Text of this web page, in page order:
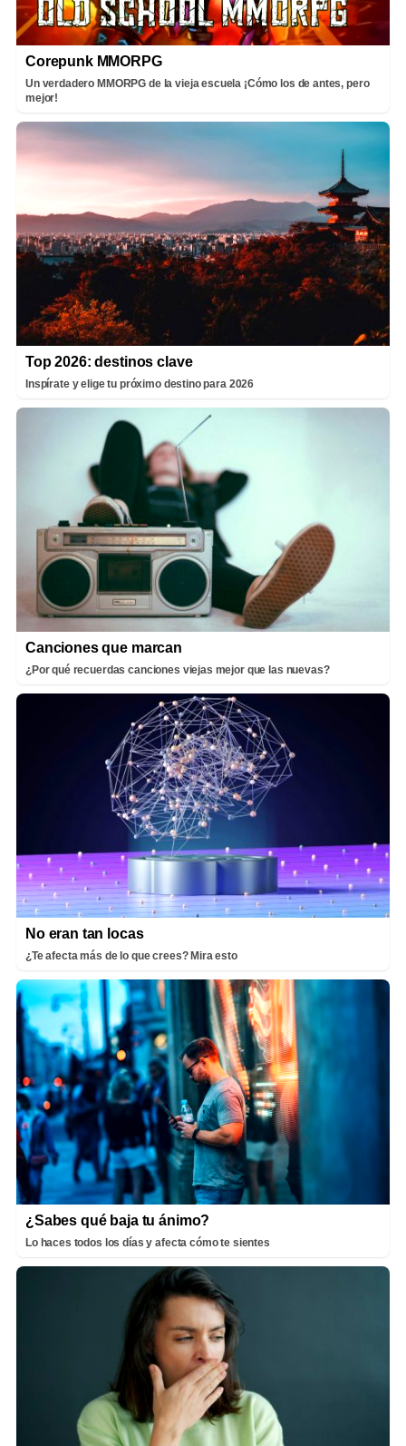
Corepunk MMORPG
Un verdadero MMORPG de la vieja escuela ¡Cómo los de antes, pero
mejor!
Top 2026: destinos clave
Inspírate y elige tu próximo destino para 2026
Canciones que marcan
¿Por qué recuerdas canciones viejas mejor que las nuevas?
No eran tan locas
¿Te afecta más de lo que crees? Mira esto
¿Sabes qué baja tu ánimo?
Lo haces todos los días y afecta cómo te sientes